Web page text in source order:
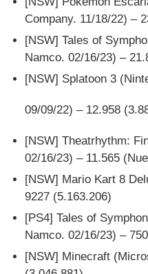
Company. 11/18/22) –
[NSW] Tales of
Namco. 02/16/23) –
[NSW] Splatoon 3
09/09/22) – 12.958
[NSW] Theatrhythm:
02/16/23) – 11.565
[NSW] Mario Kart 8
9227 (5.163.206)
[PS4] Tales of
Namco. 02/16/23) –
[NSW] Minecraft